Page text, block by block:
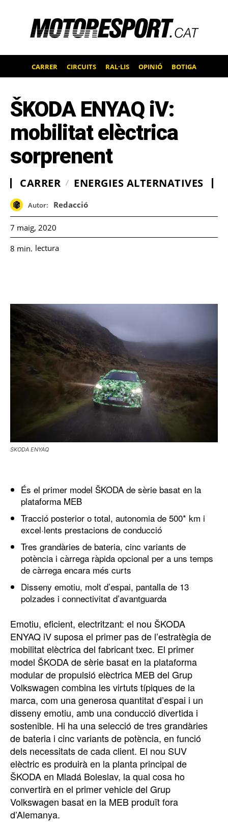
CARRER CIRCUITS RAL·LIS OPINIÓ BOTIGA
ŠKODA ENYAQ iV:
mobilitat elèctrica
sorprenent
CARRER ENERGIES ALTERNATIVES
Autor: Redacció
7 maig, 2020
8 min. lectura
SKODA ENYAQ
És el primer model ŠKODA de sèrie basat en la
plataforma MEB
Tracció posterior o total, autonomia de 500* km i
excel·lents prestacions de conducció
Tres grandàries de bateria, cinc variants de
potència i càrrega ràpida opcional per a uns temps
de càrrega encara més curts
Disseny emotiu, molt d’espai, pantalla de 13
polzades i connectivitat d’avantguarda
Emotiu, eficient, electritzant: el nou ŠKODA
ENYAQ iV suposa el primer pas de l’estratègia de
mobilitat elèctrica del fabricant txec. El primer
model ŠKODA de sèrie basat en la plataforma
modular de propulsió elèctrica MEB del Grup
Volkswagen combina les virtuts típiques de la
marca, com una generosa quantitat d’espai i un
disseny emotiu, amb una conducció divertida i
sostenible. Hi ha una selecció de tres grandàries
de bateria i cinc variants de potència, en funció
dels necessitats de cada client. El nou SUV
elèctric es produirà en la planta principal de
ŠKODA en Mladá Boleslav, la qual cosa ho
convertirà en el primer vehicle del Grup
Volkswagen basat en la MEB produït fora
d’Alemanya.